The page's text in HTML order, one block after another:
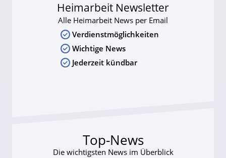
Heimarbeit Newsletter
Alle Heimarbeit News per Email
Verdienstmöglichkeiten
Wichtige News
Jederzeit kündbar
Top-News
Die wichtigsten News im Überblick